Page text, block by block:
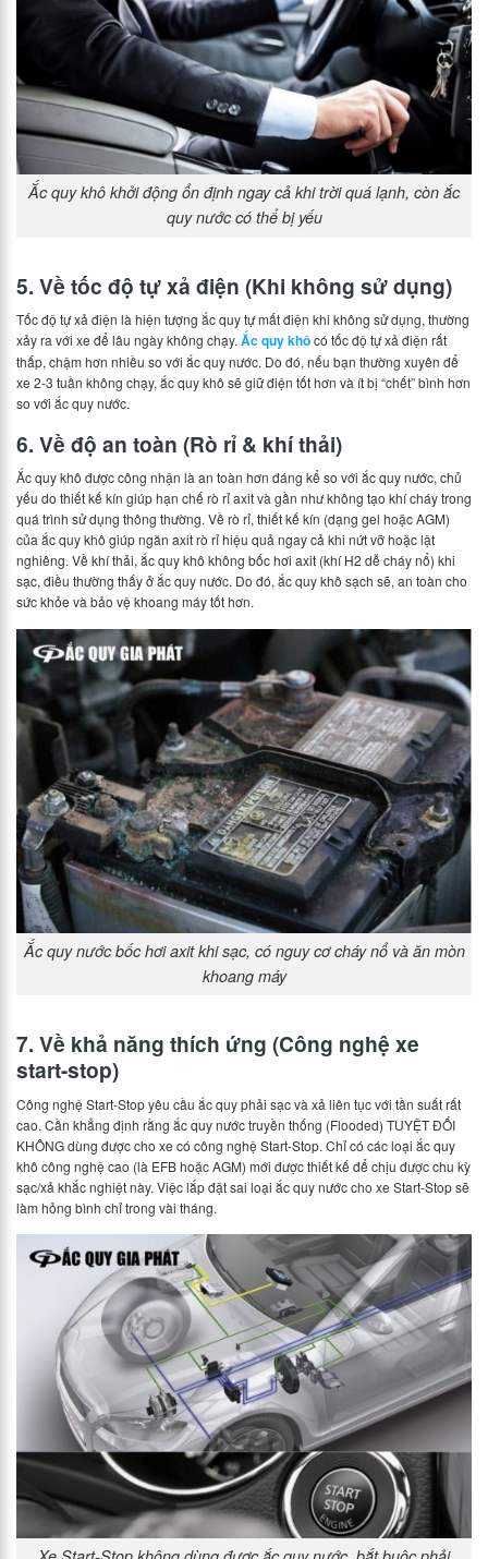
Ắc quy khô khởi động ổn định ngay cả khi trời quá lạnh, còn ắc
quy nước có thể bị yếu
5. Về tốc độ tự xả điện (Khi không sử dụng)
Tốc độ tự xả điện là hiện tượng ắc quy tự mất điện khi không sử dụng, thường
xảy ra với xe để lâu ngày không chạy. Ắc quy khôcó tốc độ tự xả điện rất
thấp, chậm hơn nhiều so với ắc quy nước. Do đó, nếu bạn thường xuyên để
xe 2-3 tuần không chạy, ắc quy khô sẽ giữ điện tốt hơn và ít bị “chết” bình hơn
so với ắc quy nước.
6. Về độ an toàn (Rò rỉ & khí thải)
Ắc quy khô được công nhận là an toàn hơn đáng kể so với ắc quy nước, chủ
yếu do thiết kế kín giúp hạn chế rò rỉ axit và gần như không tạo khí cháy trong
quá trình sử dụng thông thường. Về rò rỉ, thiết kế kín (dạng gel hoặc AGM)
của ắc quy khô giúp ngăn axit rò rỉ hiệu quả ngay cả khi nứt vỡ hoặc lật
nghiêng. Về khí thải, ắc quy khô không bốc hơi axit (khí H2 dễ cháy nổ) khi
sạc, điều thường thấy ở ắc quy nước. Do đó, ắc quy khô sạch sẽ, an toàn cho
sức khỏe và bảo vệ khoang máy tốt hơn.
Ắc quy nước bốc hơi axit khi sạc, có nguy cơ cháy nổ và ăn mòn
khoang máy
7. Về khả năng thích ứng (Công nghệ xe
start-stop)
Công nghệ Start-Stop yêu cầu ắc quy phải sạc và xả liên tục với tần suất rất
cao. Cần khẳng định rằng ắc quy nước truyền thống (Flooded) TUYỆT ĐỐI
KHÔNG dùng được cho xe có công nghệ Start-Stop. Chỉ có các loại ắc quy
khô công nghệ cao (là EFB hoặc AGM) mới được thiết kế để chịu được chu kỳ
sạc/xả khắc nghiệt này. Việc lắp đặt sai loại ắc quy nước cho xe Start-Stop sẽ
làm hỏng bình chỉ trong vài tháng.